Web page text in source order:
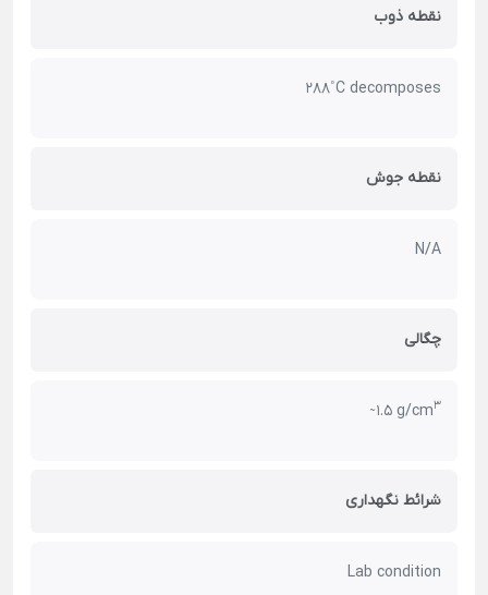
نقطه ذوب
288˚C decomposes
نقطه جوش
N/A
چگالی
̴ 1.5 g/cm3
شرائط نگهداری
Lab condition